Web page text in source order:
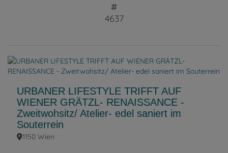
4637
URBANER LIFESTYLE TRIFFT AUF
WIENER GRÄTZL- RENAISSANCE -
Zweitwohsitz/ Atelier- edel saniert im
Souterrein
1150 Wien